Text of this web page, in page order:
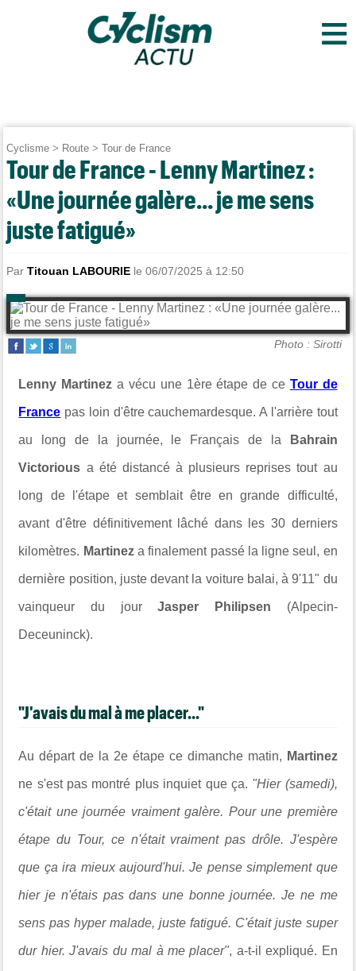
≡
Cyclisme > Route >Tour de France
Tour de France - Lenny Martinez :
«Une journée galère... je me sens
juste fatigué»
ParTitouan LABOURIE le 06/07/2025 à 12:50
Photo : Sirotti
Lenny Martineza vécu une 1ère étape de ce Tour de
France pas loin d'être cauchemardesque. A l'arrière tout
au long de la journée, le Français de la Bahrain
Victorious a été distancé à plusieurs reprises tout au
long de l'étape et semblait être en grande difficulté,
avant d'être définitivement lâché dans les 30 derniers
kilomètres. Martineza finalement passé la ligne seul, en
dernière position, juste devant la voiture balai, à 9'11" du
vainqueur du jourJasper Philipsen (Alpecin-
Deceuninck).
"J'avais du mal à me placer..."
Au départ de la 2e étape ce dimanche matin, Martinez
ne s'est pas montré plus inquiet que ça. "Hier (samedi),
c'était une journée vraiment galère. Pour une première
étape du Tour, ce n'était vraiment pas drôle. J'espère
que ça ira mieux aujourd'hui. Je pense simplement que
hier je n'étais pas dans une bonne journée. Je ne me
sens pas hyper malade, juste fatigué. C'était juste super
dur hier. J'avais du mal à me placer", a-t-il expliqué. En